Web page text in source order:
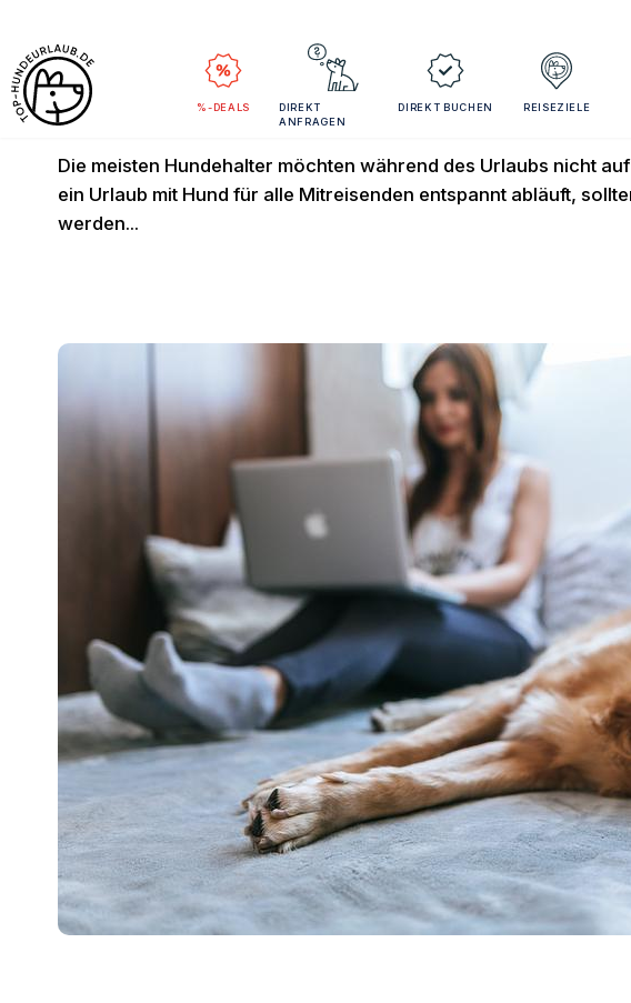
%-DEALS
DIREKT
ANFRAGEN
DIREKT BUCHEN REISEZIELE
Tipps für das Reisen
Die meisten Hundehalter möchten während des Urlaubs nicht
ein Urlaub mit Hund für alle Mitreisenden entspannt abläuft,
werden...